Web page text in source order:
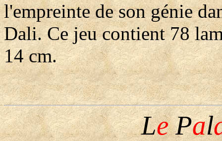
l'empreinte de son génie
Dali. Ce jeu contient 78
14 cm.
LePal